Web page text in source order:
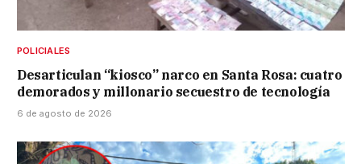
POLICIALES
Desarticulan “kiosco” narco en Santa Rosa: cuatro
demorados y millonario secuestro de tecnología
6 de agosto de 2026